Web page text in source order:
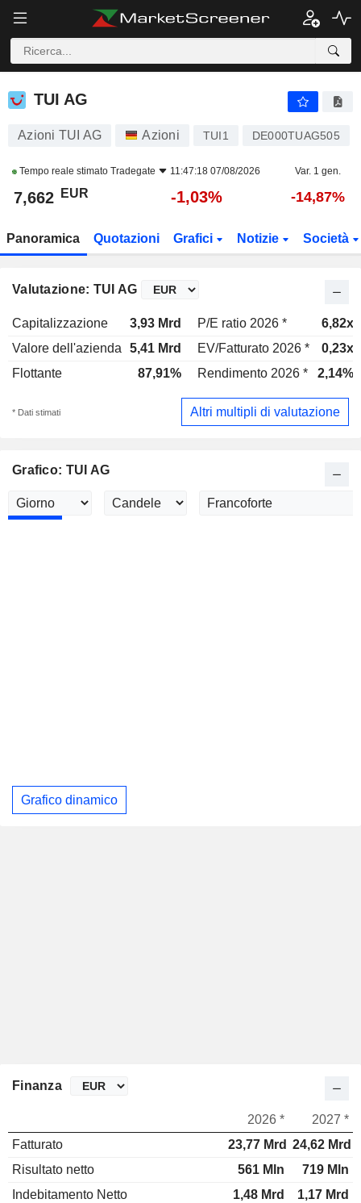
TUI AG
TUI AG
Azioni TUI AG Azioni TUI1 DE000TUAG505
Tempo reale stimato Tradegate 11:47:18 07/08/2026 Var. 1 gen.
7,662 EUR -1,03% -14,87%
Panoramica Quotazioni Grafici Notizie Società
Valutazione: TUI AG
Capitalizzazione 3,93 Mrd P/E ratio 2026 *
6,82x
Valore dell'azienda
5,41 Mrd EV/Fatturato 2026 *
0,23x
Flottante
87,91% Rendimento 2026 * 2,14%
* Dati stimati Altri multipli di valutazione
Grafico: TUI AG
Grafico dinamico
Finanza
2026 *
2027 *
Fatturato
23,77 Mrd 24,62 Mrd
Risultato netto
561 Mln
719 Mln
Indebitamento Netto
1,48 Mrd 1,17 Mrd